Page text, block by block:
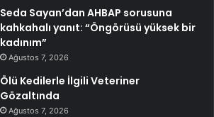
Seda Sayan’dan AHBAP sorusuna
kahkahalı yanıt: “Öngörüsü yüksek bir
kadınım”
Ağustos 7, 2026
Ölü Kedilerle İlgili Veteriner
Gözaltında
Ağustos 7, 2026